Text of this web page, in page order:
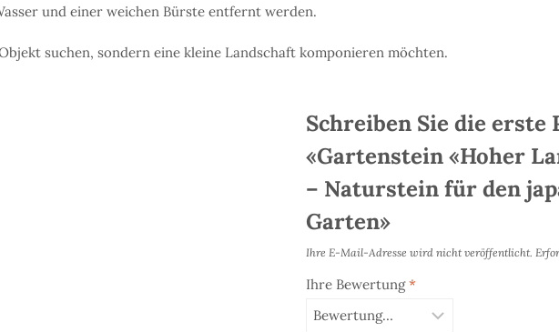
und einer weichen Bürste entfernt werden.
suchen, sondern eine kleine Landschaft komponieren möchten.
Schreiben Sie die erste
«Gartenstein «Hoher
– Naturstein für den
Garten»
Ihre E-Mail-Adresse wird nicht veröffentlicht.
Ihre Bewertung*